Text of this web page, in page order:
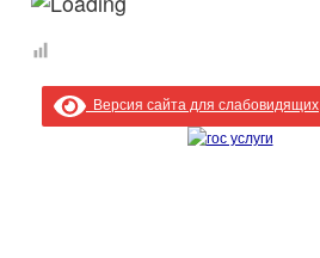
Версия сайта для слабовидящих